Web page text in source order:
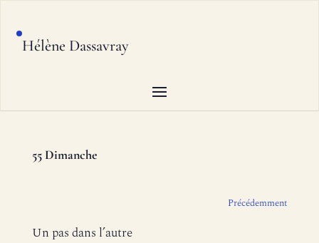
Hélène Dassavray
55 Dimanche
Précédemment
Un pas dans l’autre